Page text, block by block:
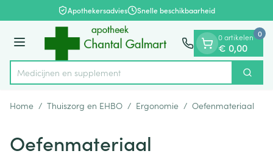
Ga naar de inhoudApothekersadvies Snelle beschikbaarheid
Menu
Product, merk, categorie...
Medic Zoek
0 artikelen
€ 0,00
0
Home / Thuiszorg en EHBO / Ergonomie / Oefenmateriaal
Oefenmateriaal